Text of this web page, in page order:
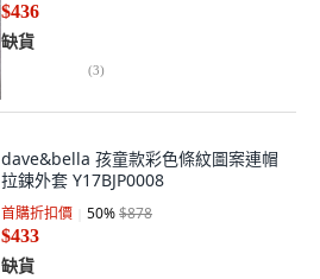
$436
缺貨
(3)
dave&bella 孩童款彩色條紋圖案連帽
拉鍊外套 Y17BJP0008
首購折扣價 50%$878
$433
缺貨